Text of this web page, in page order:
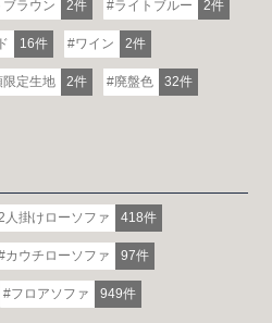
ブラウン 2件 ライトブルー 2件
16件 ワイン 2件
限定生地 2件 廃盤色 32件
人掛けローソファ 418件
カウチローソファ 97件
フロアソファ 949件